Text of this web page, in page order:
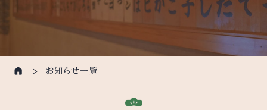
お知らせ一覧